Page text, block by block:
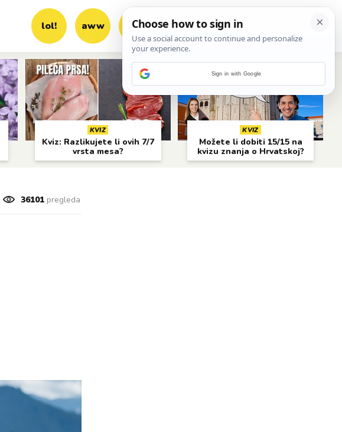
lol! aww vrh! woot?!
KVIZ
Kviz: Razlikujete li ovih 7/7
vrsta mesa?
KVIZ
Možete li dobiti 15/15 na
kvizu znanja o Hrvatskoj?
36101pregleda
Sign in with Google